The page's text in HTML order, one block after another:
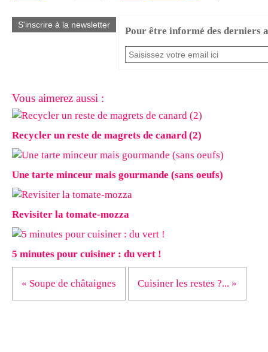
S'inscrire à la newsletter
Pour être informé des derniers
Vous aimerez aussi :
Recycler un reste de magrets de canard (2)
Une tarte minceur mais gourmande (sans oeufs)
Revisiter la tomate-mozza
5 minutes pour cuisiner : du vert !
« Soupe de châtaignes Cuisiner les restes ?... »